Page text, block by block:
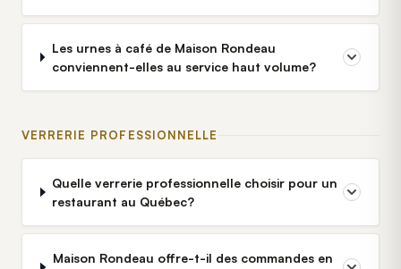
Les urnes à café de Maison Rondeau
conviennent-elles au service haut volume?
VERRERIE PROFESSIONNELLE
Quelle verrerie professionnelle choisir pour un
restaurant au Québec?
Maison Rondeau offre-t-il des commandes en